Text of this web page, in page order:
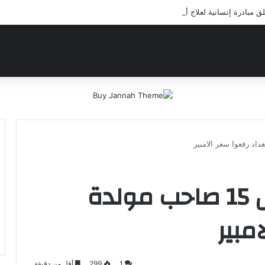
إنسانية لعلاج أيتام مدرسة كافل اليتيم
الامن الوطني يعتقل 15 صاحب مولدة